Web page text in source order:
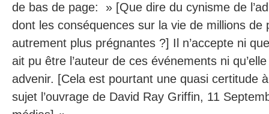
de bas de page: » [Que dire du cynisme de
dont les conséquences sur la vie de millions de
autrement plus prégnantes ?] Il n’accepte ni
ait pu être l’auteur de ces événements ni
advenir. [Cela est pourtant une quasi certitude
sujet l’ouvrage de David Ray Griffin, 11